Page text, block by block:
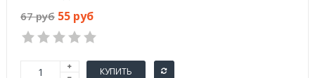
67 руб 55 руб
КУПИТЬ